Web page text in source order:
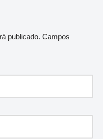
publicado. Campos